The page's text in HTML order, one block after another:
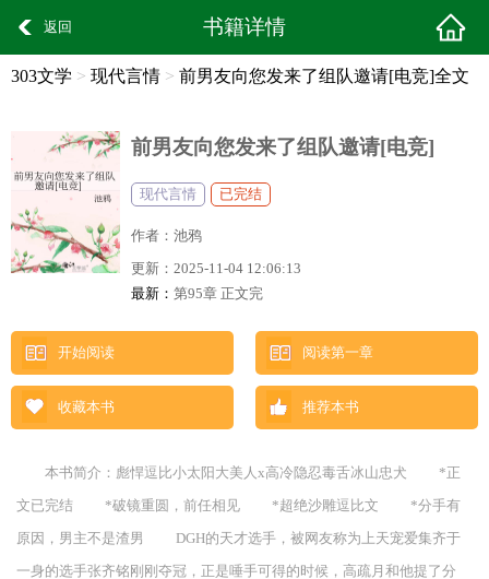
返回 书籍详情
303文学 > 现代言情 > 前男友向您发来了组队邀请[电竞]全文
前男友向您发来了组队邀请[电竞]
现代言情 已完结
作者： 池鸦
更新： 2025-11-04 12:06:13
最新： 第95章 正文完
开始阅读 阅读第一章
收藏本书 推荐本书
本书简介：彪悍逗比小太阳大美人x高冷隐忍毒舌冰山忠犬 *正
文已完结 *破镜重圆，前任相见 *超绝沙雕逗比文 *分手有
原因，男主不是渣男 DGH的天才选手，被网友称为上天宠爱集齐于
一身的选手张齐铭刚刚夺冠，正是唾手可得的时候，高疏月和他提了分